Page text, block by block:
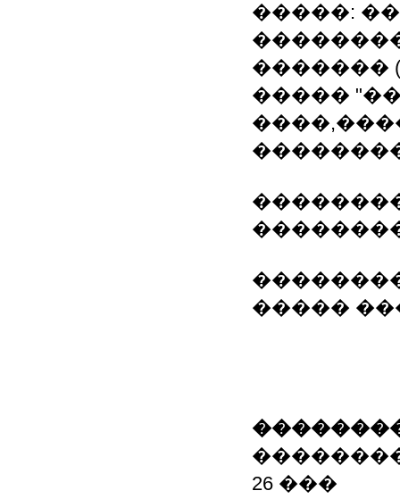
�����:
�������
�����
�����
26 ���